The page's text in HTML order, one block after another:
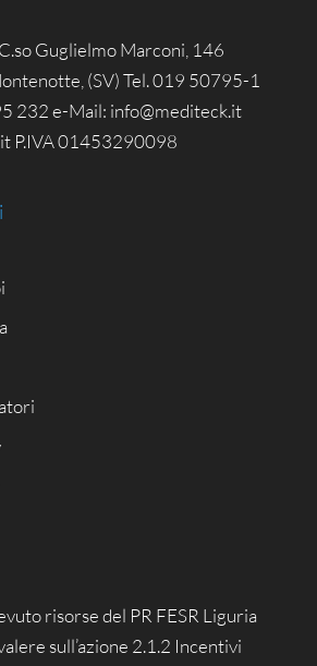
Guglielmo Marconi, 146
(SV) Tel. 019 50795-1
232 e-Mail: info@mediteck.it
P.IVA 01453290098
risorse del PR FESR Liguria
sull’azione 2.1.2 Incentivi